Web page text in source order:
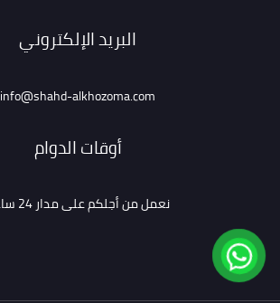
البريد الإلكتروني
info@shahd-alkhozoma.com
أوقات الدوام
نعمل من أجلكم على مدار 24 ساعة